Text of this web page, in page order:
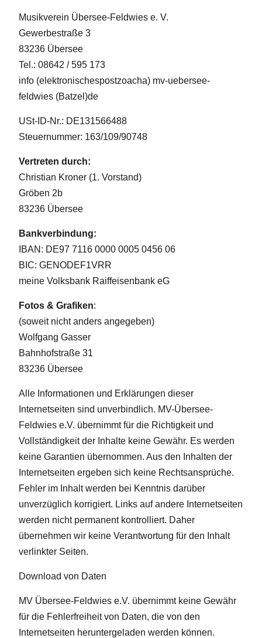
Musikverein Übersee-Feldwies e. V.
Gewerbestraße 3
83236 Übersee
Tel.: 08642 / 595 173
info (elektronischespostzoacha) mv-uebersee-
feldwies (Batzel)de
USt-ID-Nr.: DE131566488
Steuernummer: 163/109/90748
Vertreten durch:
Christian Kroner (1. Vorstand)
Gröben 2b
83236 Übersee
Bankverbindung:
IBAN: DE97 7116 0000 0005 0456 06
BIC: GENODEF1VRR
meine Volksbank Raiffeisenbank eG
Fotos & Grafiken:
(soweit nicht anders angegeben)
Wolfgang Gasser
Bahnhofstraße 31
83236 Übersee
Alle Informationen und Erklärungen dieser
Internetseiten sind unverbindlich. MV-Übersee-
Feldwies e.V. übernimmt für die Richtigkeit und
Vollständigkeit der Inhalte keine Gewähr. Es werden
keine Garantien übernommen. Aus den Inhalten der
Internetseiten ergeben sich keine Rechtsansprüche.
Fehler im Inhalt werden bei Kenntnis darüber
unverzüglich korrigiert. Links auf andere Internetseiten
werden nicht permanent kontrolliert. Daher
übernehmen wir keine Verantwortung für den Inhalt
verlinkter Seiten.
Download von Daten
MV Übersee-Feldwies e.V. übernimmt keine Gewähr
für die Fehlerfreiheit von Daten, die von den
Internetseiten heruntergeladen werden können.